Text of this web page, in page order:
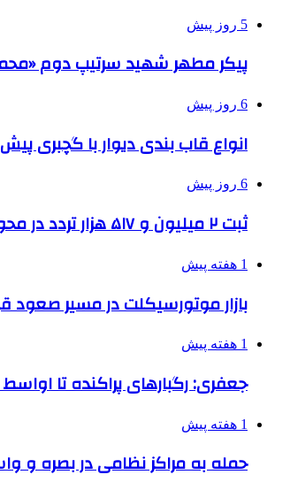
5 روز پیش
پیکر مطهر شهید سرتیپ دوم
6 روز پیش
انواع قاب بندی دیوار با گچبری
6 روز پیش
ثبت ۲ میلیون و ۵۱۷ هزار تردد در محورهای مواصلاتی همدان در ایام اربعین
1 هفته پیش
بازار موتورسیکلت در مسیر صعود
1 هفته پیش
جعفری: رگبارهای پراکنده تا
1 هفته پیش
حمله به مراکز نظامی در بصره و